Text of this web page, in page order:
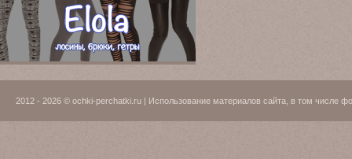
2012 - 2026 © ochki-perchatki.ru | Использование материалов сайта, в том числе